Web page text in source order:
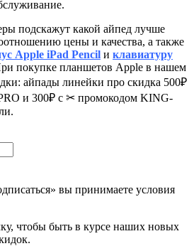
подскажут какой айпед лучше
цены и качества, а также
Apple iPad Pencil и клавиатуру
покупке планшетов Apple в нашем
айпады линейки про скидка 500₽
и 300₽ с ✂ промокодом KING-
вы принимаете условия
чтобы быть в курсе наших новых